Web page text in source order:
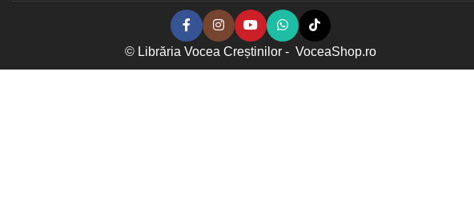
© Librăria Vocea Creștinilor - VoceaShop.ro